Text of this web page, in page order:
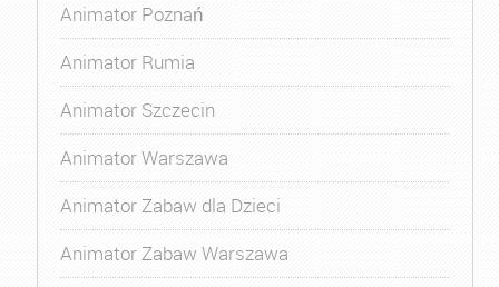
Animator Poznań
Animator Rumia
Animator Szczecin
Animator Warszawa
Animator Zabaw dla Dzieci
Animator Zabaw Warszawa